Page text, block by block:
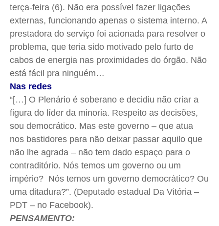
terça-feira (6). Não era possível fazer ligações
externas, funcionando apenas o sistema interno. A
prestadora do serviço foi acionada para resolver o
problema, que teria sido motivado pelo furto de
cabos de energia nas proximidades do órgão. Não
está fácil pra ninguém…
Nas redes
“[…] O Plenário é soberano e decidiu não criar a
figura do líder da minoria. Respeito as decisões,
sou democrático. Mas este governo – que atua
nos bastidores para não deixar passar aquilo que
não lhe agrada – não tem dado espaço para o
contraditório. Nós temos um governo ou um
império? Nós temos um governo democrático? Ou
uma ditadura?”. (Deputado estadual Da Vitória –
PDT – no Facebook).
PENSAMENTO: